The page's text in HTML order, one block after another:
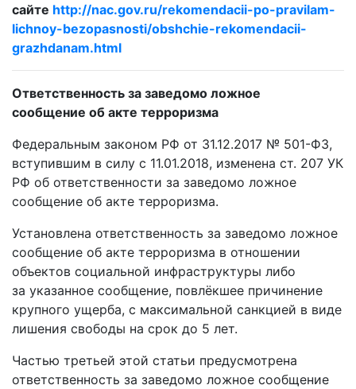
сайте http://nac.gov.ru/rekomendacii-po-pravilam-
lichnoy-bezopasnosti/obshchie-rekomendacii-
grazhdanam.html
Ответственность за заведомо ложное
сообщение об акте терроризма
Федеральным законом РФ от 31.12.2017 № 501-ФЗ,
вступившим в силу с 11.01.2018, изменена ст. 207 УК
РФ об ответственности за заведомо ложное
сообщение об акте терроризма.
Установлена ответственность за заведомо ложное
сообщение об акте терроризма в отношении
объектов социальной инфраструктуры либо
за указанное сообщение, повлёкшее причинение
крупного ущерба, с максимальной санкцией в виде
лишения свободы на срок до 5 лет.
Частью третьей этой статьи предусмотрена
ответственность за заведомо ложное сообщение